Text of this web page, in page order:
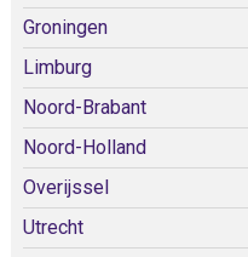
Groningen
Limburg
Noord-Brabant
Noord-Holland
Overijssel
Utrecht